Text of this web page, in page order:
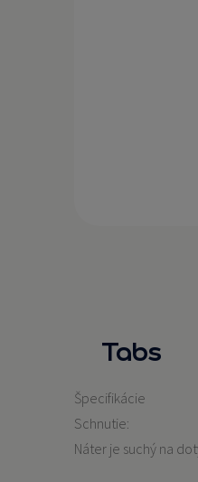
Tabs
Špecifikácie
Schnutie:
Náter je suchý na